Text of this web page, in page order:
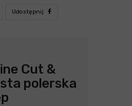
Udostępnij
Cut &
polerska